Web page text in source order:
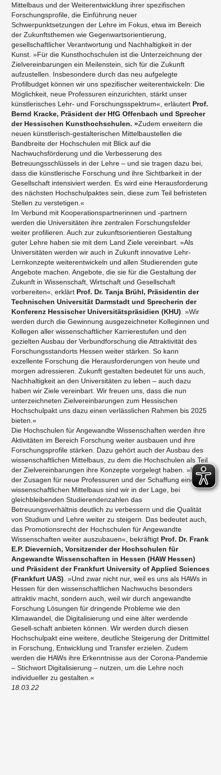
Mittelbaus und der Weiterentwicklung ihrer spezifischen
Forschungsprofile, die Einführung neuer
Schwerpunktsetzungen der Lehre im Fokus, etwa im Bereich
der Zukunftsthemen wie Gegenwartsorientierung,
gesellschaftlicher Verantwortung und Nachhaltigkeit in der
Kunst. »Für die Kunsthochschulen ist die Unterzeichnung der
Zielvereinbarungen ein Meilenstein, sich für die Zukunft
aufzustellen. Insbesondere durch das neu aufgelegte
Profilbudget können wir uns spezifischer weiterentwickeln: Die
Möglichkeit, neue Professuren einzurichten, stärkt unser
künstlerisches Lehr- und Forschungsspektrum«, erläutert Prof.
Bernd Kracke, Präsident der HfG Offenbach und Sprecher
der Hessischen Kunsthochschulen. »Zudem erweitern die
neuen künstlerisch-gestalterischen Mittelbaustellen die
Bandbreite der Hochschulen mit Blick auf die
Nachwuchsförderung und die Verbesserung des
Betreuungsschlüssels in der Lehre – und sie tragen dazu bei,
dass die künstlerische Forschung und ihre Sichtbarkeit in der
Gesellschaft intensiviert werden. Es wird eine Herausforderung
des nächsten Hochschulpaktes sein, diese zum Teil befristeten
Stellen zu verstetigen.«
Im Verbund mit Kooperationspartnerinnen und -partnern
werden die Universitäten ihre zentralen Forschungsfelder
weiter profilieren. Auch zur zukunftsorientieren Gestaltung
guter Lehre haben sie mit dem Land Ziele vereinbart. »Als
Universitäten werden wir auch in Zukunft innovative Lehr-
Lernkonzepte weiterentwickeln und allen Studierenden gute
Angebote machen. Angebote, die sie für die Gestaltung der
Zukunft in Wissenschaft, Wirtschaft und Gesellschaft
vorbereiten«, erklärt Prof. Dr. Tanja Brühl, Präsidentin der
Technischen Universität Darmstadt und Sprecherin der
Konferenz Hessischer Universitätspräsidien (KHU) . »Wir
werden durch die Gewinnung ausgezeichneter Kolleginnen und
Kollegen aller wissenschaftlicher Karrierestufen und den
gezielten Ausbau der Verbundforschung die Attraktivität des
Forschungsstandorts Hessen weiter stärken. So kann
exzellente Forschung die Herausforderungen von heute und
morgen adressieren. Zukunft gestalten bedeutet für uns auch,
Nachhaltigkeit an den Universitäten zu leben – auch dazu
haben wir Ziele vereinbart. Wir freuen uns, dass die nun
unterzeichneten Zielvereinbarungen zum Hessischen
Hochschulpakt uns dazu einen verlässlichen Rahmen bis 2025
bieten.«
Die Hochschulen für Angewandte Wissenschaften werden ihre
Aktivitäten im Bereich Forschung weiter ausbauen und ihre
Forschungsprofile stärken. Dazu gehört auch der Ausbau des
wissenschaftlichen Mittelbaus, zu dem die Hochschulen als Teil
der Zielvereinbarungen ihre Konzepte vorgelegt haben. »Dank
der Zusagen für neue Professuren und der Schaffung eines
wissenschaftlichen Mittelbaus sind wir in der Lage, bei
gleichbleibenden Studierendenzahlen das
Betreuungsverhältnis deutlich zu verbessern und die Qualität
von Studium und Lehre weiter zu steigern. Das bedeutet auch,
das Promotionsrecht der Hochschulen für Angewandte
Wissenschaften weiter auszubauen«, bekräftigt Prof. Dr. Frank
E.P. Dievernich, Vorsitzender der Hochschulen für
Angewandte Wissenschaften in Hessen (HAW Hessen)
und Präsident der Frankfurt University of Applied Sciences
(Frankfurt UAS) . »Und zwar nicht nur, weil es uns als HAWs in
Hessen für den wissenschaftlichen Nachwuchs besonders
attraktiv macht, sondern auch, weil wir durch angewandte
Forschung Lösungen für dringende Probleme wie den
Klimawandel, die Digitalisierung und eine älter werdende
Gesell-schaft anbieten können. Wir werden durch diesen
Hochschulpakt eine weitere, deutliche Steigerung der Drittmittel
in Forschung, Entwicklung und Transfer erzielen. Zudem
werden die HAWs ihre Erkenntnisse aus der Corona-Pandemie
– Stichwort Digitalisierung – nutzen, um die Lehre noch
individueller zu gestalten.«
18.03.22